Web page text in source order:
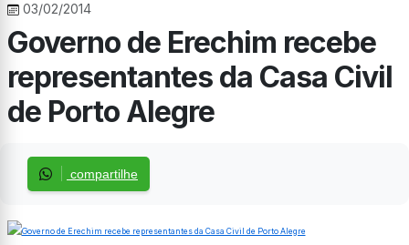
03/02/2014
Governo de Erechim recebe
representantes da Casa Civil
de Porto Alegre
compartilhe